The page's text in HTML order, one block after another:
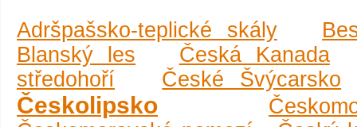
Adršpašsko-teplické skály
Blanský les
Česká Kanada
středohoří
České Švýcarsko
Českolipsko